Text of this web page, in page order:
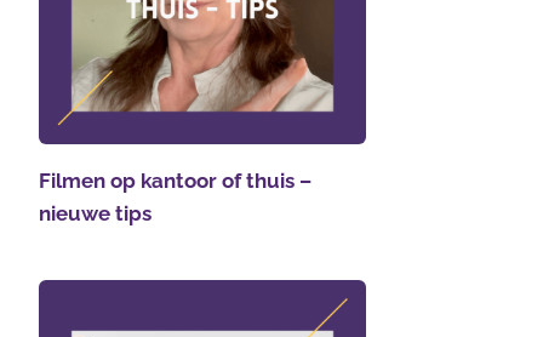
Filmen op kantoor of thuis –
nieuwe tips